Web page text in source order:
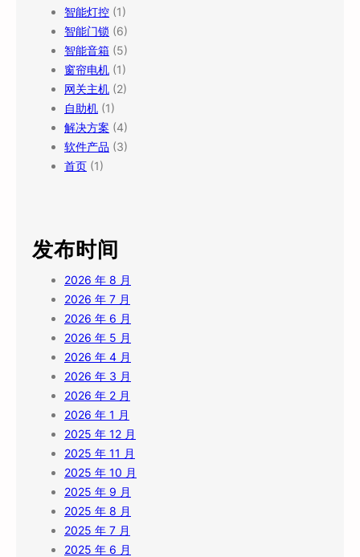
智能灯控 (1)
智能门锁 (6)
智能音箱 (5)
窗帘电机 (1)
网关主机 (2)
自助机 (1)
解决方案 (4)
软件产品 (3)
首页 (1)
发布时间
2026 年 8 月
2026 年 7 月
2026 年 6 月
2026 年 5 月
2026 年 4 月
2026 年 3 月
2026 年 2 月
2026 年 1 月
2025 年 12 月
2025 年 11 月
2025 年 10 月
2025 年 9 月
2025 年 8 月
2025 年 7 月
2025 年 6 月